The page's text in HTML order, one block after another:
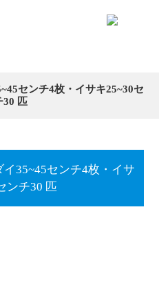
センチ4枚・イサキ25~30セ
30 匹
35~45センチ4枚・イサ
ンチ30 匹